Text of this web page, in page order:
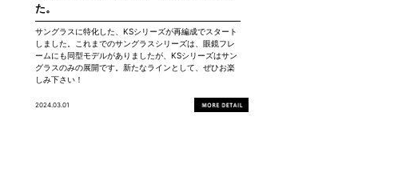
た。
サングラスに特化した、KSシリーズが再編成でスタート
しました。これまでのサングラスシリーズは、眼鏡フレ
ームにも同型モデルがありましたが、KSシリーズはサン
グラスのみの展開です。新たなラインとして、ぜひお楽
しみ下さい！
2024.03.01